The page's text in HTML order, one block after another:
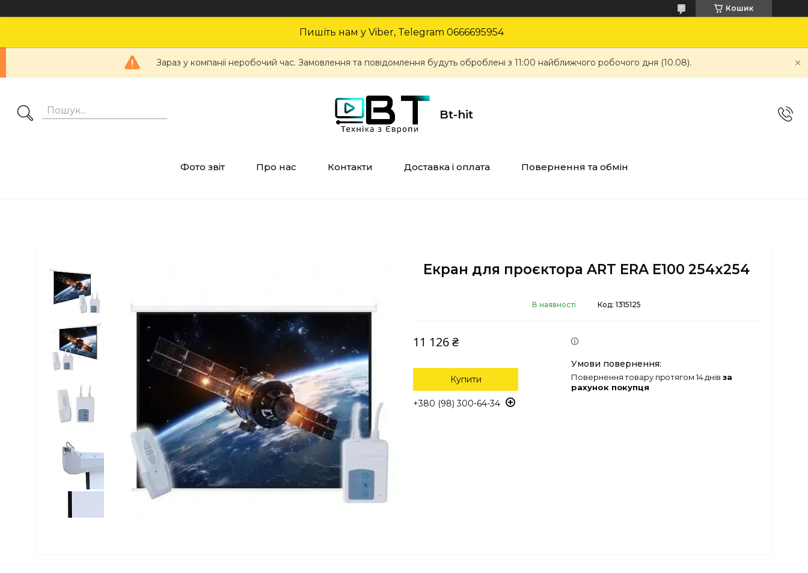
Кошик
Пишіть нам у Viber, Telegram 0666695954
Зараз у компанії неробочий час. Замовлення та повідомлення будуть оброблені з 11:00 найближчого робочого дня (10.08).
Bt-hit
Фото звіт Про нас Контакти Доставка і оплата Повернення та обмін
Екран для проєктора ART ERA E100 254x254
В наявності Код: 1315125
11 126 ₴
Купити
+380 (98) 300-64-34
повернення товару протягом 14 днів за
рахунок покупця